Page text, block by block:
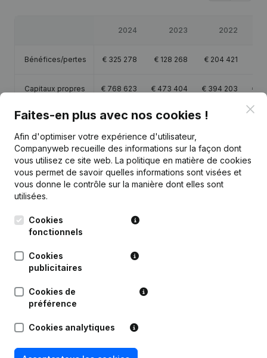
2024 2023 2022
Bénéfices/pertes € 325 278 € 128 268 € 204 421
Capitaux propres € 768 623 € 473 404 € 394 203 €
Marge brute €481 563 €189 035 €
Publicationsde Ssl Innoteq
Date Publication
17-05-2022
Modification Forme Juridique -
Demissions - Nominations
18-01-2018 Appellation
29-06-2016 Siège Social
Rubrique Constitution (Nouvelle
Faites-en plus avec nos cookies !
Afin d'optimiser votre expérience d'utilisateur,
Companyweb recueille des informations sur la façon dont
vous utilisez ce site web. La politique en matière de cookies
vous permet de savoir quelles informations sont visées et
vous donne le contrôle sur la manière dont elles sont
utilisées.
Cookies
fonctionnels
Cookies
publicitaires
Cookies de
préférence
Cookies analytiques